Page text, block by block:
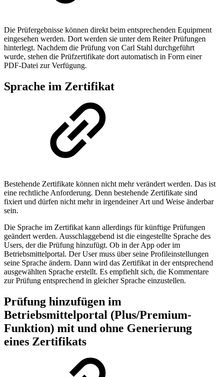
Die Prüfergebnisse können direkt beim entsprechenden Equipment
eingesehen werden. Dort werden sie unter dem Reiter Prüfungen
hinterlegt. Nachdem die Prüfung von Carl Stahl durchgeführt
wurde, stehen die Prüfzertifikate dort automatisch in Form einer
PDF-Datei zur Verfügung.
Sprache im Zertifikat
Bestehende Zertifikate können nicht mehr verändert werden. Das ist
eine rechtliche Anforderung. Denn bestehende Zertifikate sind
fixiert und dürfen nicht mehr in irgendeiner Art und Weise änderbar
sein.
Die Sprache im Zertifikat kann allerdings für künftige Prüfungen
geändert werden. Ausschlaggebend ist die eingestellte Sprache des
Users, der die Prüfung hinzufügt. Ob in der App oder im
Betriebsmittelportal. Der User muss über seine Profileinstellungen
seine Sprache ändern. Dann wird das Zertifikat in der entsprechend
ausgewählten Sprache erstellt. Es empfiehlt sich, die Kommentare
zur Prüfung entsprechend in gleicher Sprache einzustellen.
Prüfung hinzufügen im
Betriebsmittelportal (Plus/Premium-
Funktion) mit und ohne Generierung
eines Zertifikats